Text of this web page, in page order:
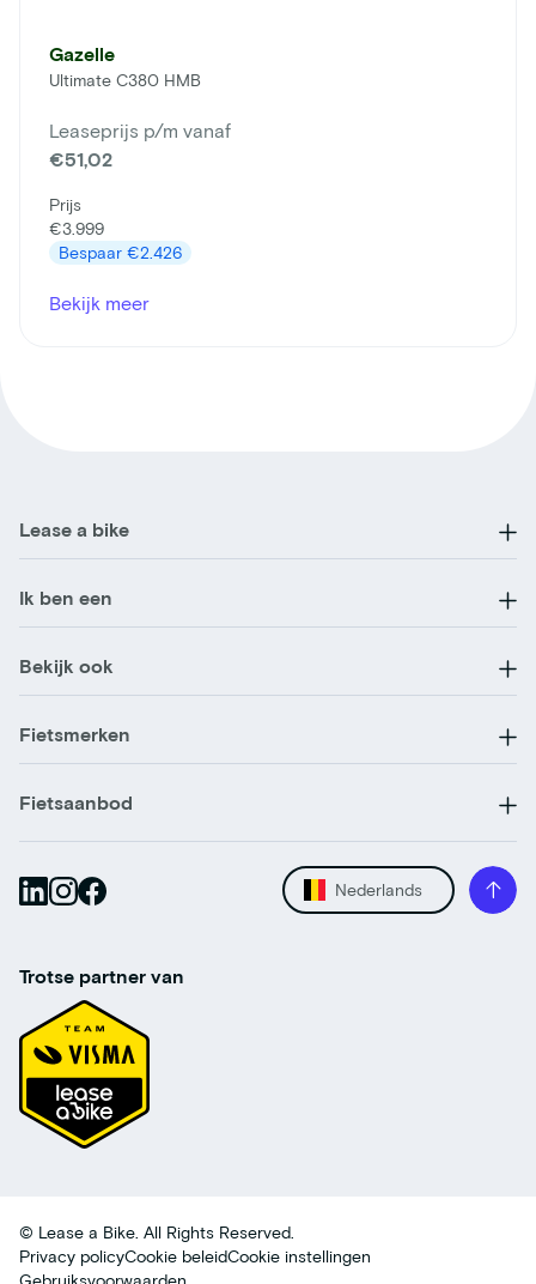
Gazelle
Ultimate C380 HMB
Leaseprijs p/m vanaf
€51,02
Prijs
€3.999
Bespaar €2.426
Bekijk meer
Lease a bike
Ik ben een
Bekijk ook
Fietsmerken
Fietsaanbod
Nederlands
Trotse partner van
© Lease a Bike. All Rights Reserved.
Privacy policyCookie beleidCookie instellingen